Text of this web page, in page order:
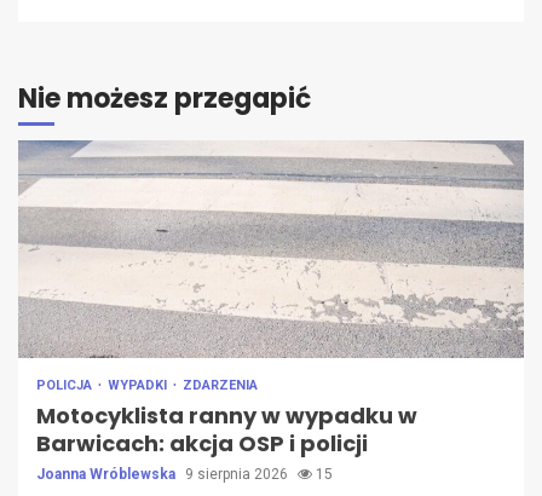
Nie możesz przegapić
POLICJA WYPADKI ZDARZENIA
Motocyklista ranny w wypadku w
Barwicach: akcja OSP i policji
Joanna Wróblewska 9 sierpnia 2026 15